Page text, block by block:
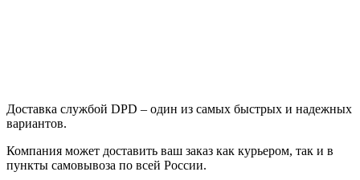
Доставка службой DPD – один из самых быстрых и надежных
вариантов.
Компания может доставить ваш заказ как курьером, так и в
пункты самовывоза по всей России.